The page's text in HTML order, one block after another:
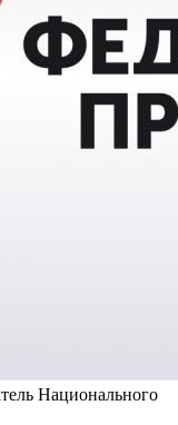
Национального